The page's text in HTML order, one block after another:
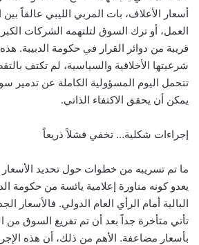
أسعار الأعلاف، بات المربي الليبي عالقاً
العمل، أو ترك السوق لتلتهمه الشركات
قريبة من دوائر القرار في حكومة الدبيبة.
شرعيتها الأخلاقية والسياسية، لم تكتف
تتحمل اليوم المسؤولية الكاملة عن تدمير
يمكن أن يحقق الاكتفاء الذاتي.
إجراءات شكلية… تخفي فشلاً ذريعاً
ما تم تسريبه من خطوات حول تحديد الأسعار
يعدو كونه مناورة إعلامية يائسة من حكومة
البالية أمام الرأي العام الدولي. فالأسعار
تأتي متأخرة جداً بعد أن تم تفريغ السوق من
بأسعار مضاعفة. الأهم من ذلك، أن هذه